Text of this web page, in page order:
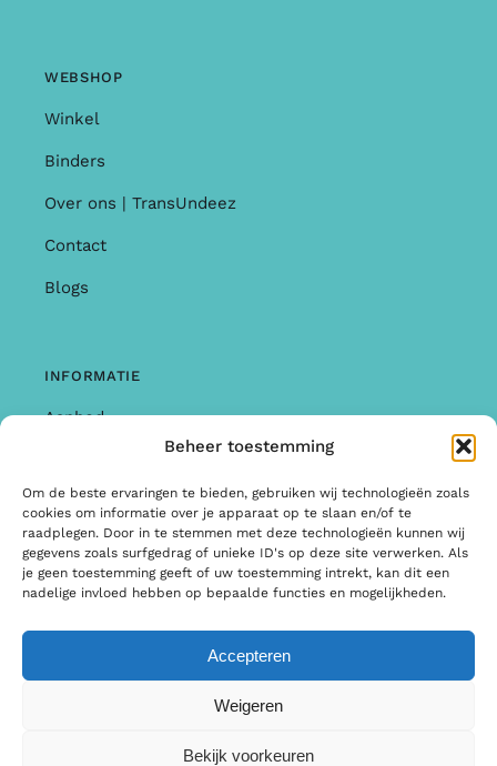
Beheer toestemming
Om de beste ervaringen te bieden, gebruiken wij technologieën zoals
cookies om informatie over je apparaat op te slaan en/of te
raadplegen. Door in te stemmen met deze technologieën kunnen wij
gegevens zoals surfgedrag of unieke ID's op deze site verwerken. Als
je geen toestemming geeft of uw toestemming intrekt, kan dit een
nadelige invloed hebben op bepaalde functies en mogelijkheden.
Accepteren
Weigeren
Bekijk voorkeuren
WEBSHOP
Winkel
Binders
Over ons | TransUndeez
Contact
Blogs
INFORMATIE
Aanbod
Garantie & Klachten
Algemene Voorwaarden
Privacy Policy
Informatie
Internetbureau Scriptex